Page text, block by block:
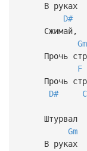
В руках
D#
Сжимай,
Gm
Прочь
F
Прочь
D#
Штурвал
Gm
В руках